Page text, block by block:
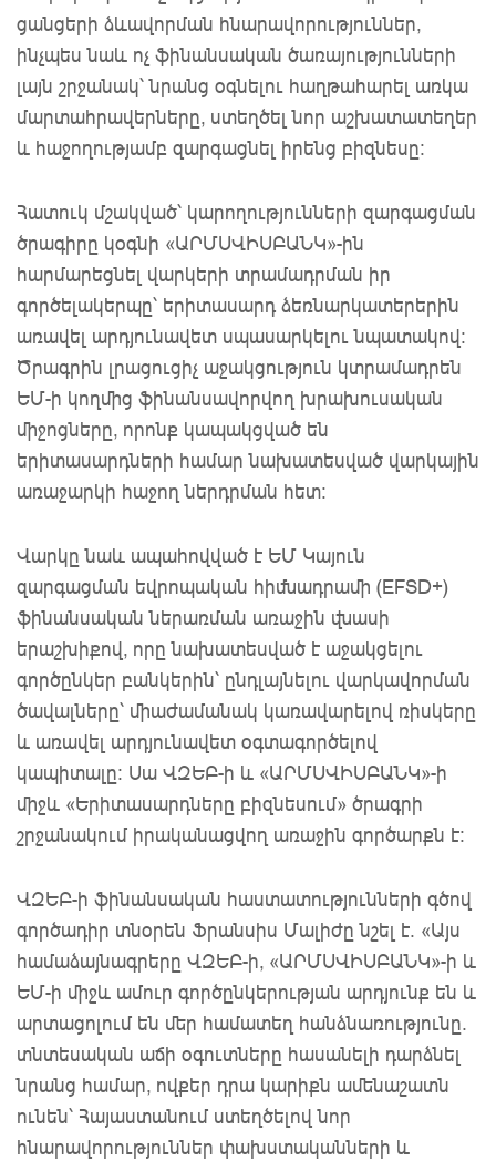
ցանցերի ձևավորման հնարավորություններ,
ինչպես նաև ոչ ֆինանսական ծառայությունների
լայն շրջանակ՝ նրանց օգնելու հաղթահարել առկա
մարտահրավերները, ստեղծել նոր աշխատատեղեր
և հաջողությամբ զարգացնել իրենց բիզնեսը։
Հատուկ մշակված՝ կարողությունների զարգացման
ծրագիրը կօգնի «ԱՐՄՍՎԻՍԲԱՆԿ»-ին
հարմարեցնել վարկերի տրամադրման իր
գործելակերպը՝ երիտասարդ ձեռնարկատերերին
առավել արդյունավետ սպասարկելու նպատակով։
Ծրագրին լրացուցիչ աջակցություն կտրամադրեն
ԵՄ-ի կողմից ֆինանսավորվող խրախուսական
միջոցները, որոնք կապակցված են
երիտասարդների համար նախատեսված վարկային
առաջարկի հաջող ներդրման հետ։
Վարկը նաև ապահովված է ԵՄ Կայուն
զարգացման եվրոպական հիմնադրամի (EFSD+)
ֆինանսական ներառման առաջին վնասի
երաշխիքով, որը նախատեսված է աջակցելու
գործընկեր բանկերին՝ ընդլայնելու վարկավորման
ծավալները՝ միաժամանակ կառավարելով ռիսկերը
և առավել արդյունավետ օգտագործելով
կապիտալը: Սա ՎԶԵԲ-ի և «ԱՐՄՍՎԻՍԲԱՆԿ»-ի
միջև «Երիտասարդները բիզնեսում» ծրագրի
շրջանակում իրականացվող առաջին գործարքն է:
ՎԶԵԲ-ի ֆինանսական հաստատությունների գծով
գործադիր տնօրեն Ֆրանսիս Մալիժը նշել է. «Այս
համաձայնագրերը ՎԶԵԲ-ի, «ԱՐՄՍՎԻՍԲԱՆԿ»-ի և
ԵՄ-ի միջև ամուր գործընկերության արդյունք են և
արտացոլում են մեր համատեղ հանձնառությունը.
տնտեսական աճի օգուտները հասանելի դարձնել
նրանց համար, ովքեր դրա կարիքն ամենաշատն
ունեն՝ Հայաստանում ստեղծելով նոր
հնարավորություններ փախստականների և